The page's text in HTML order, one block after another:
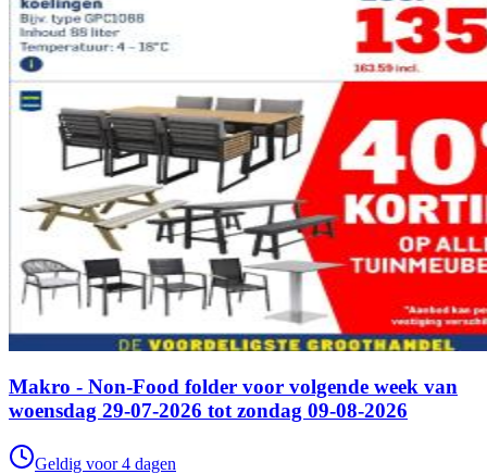
Makro - Non-Food folder voor volgende week van
woensdag 29-07-2026 tot zondag 09-08-2026
Geldig voor 4 dagen